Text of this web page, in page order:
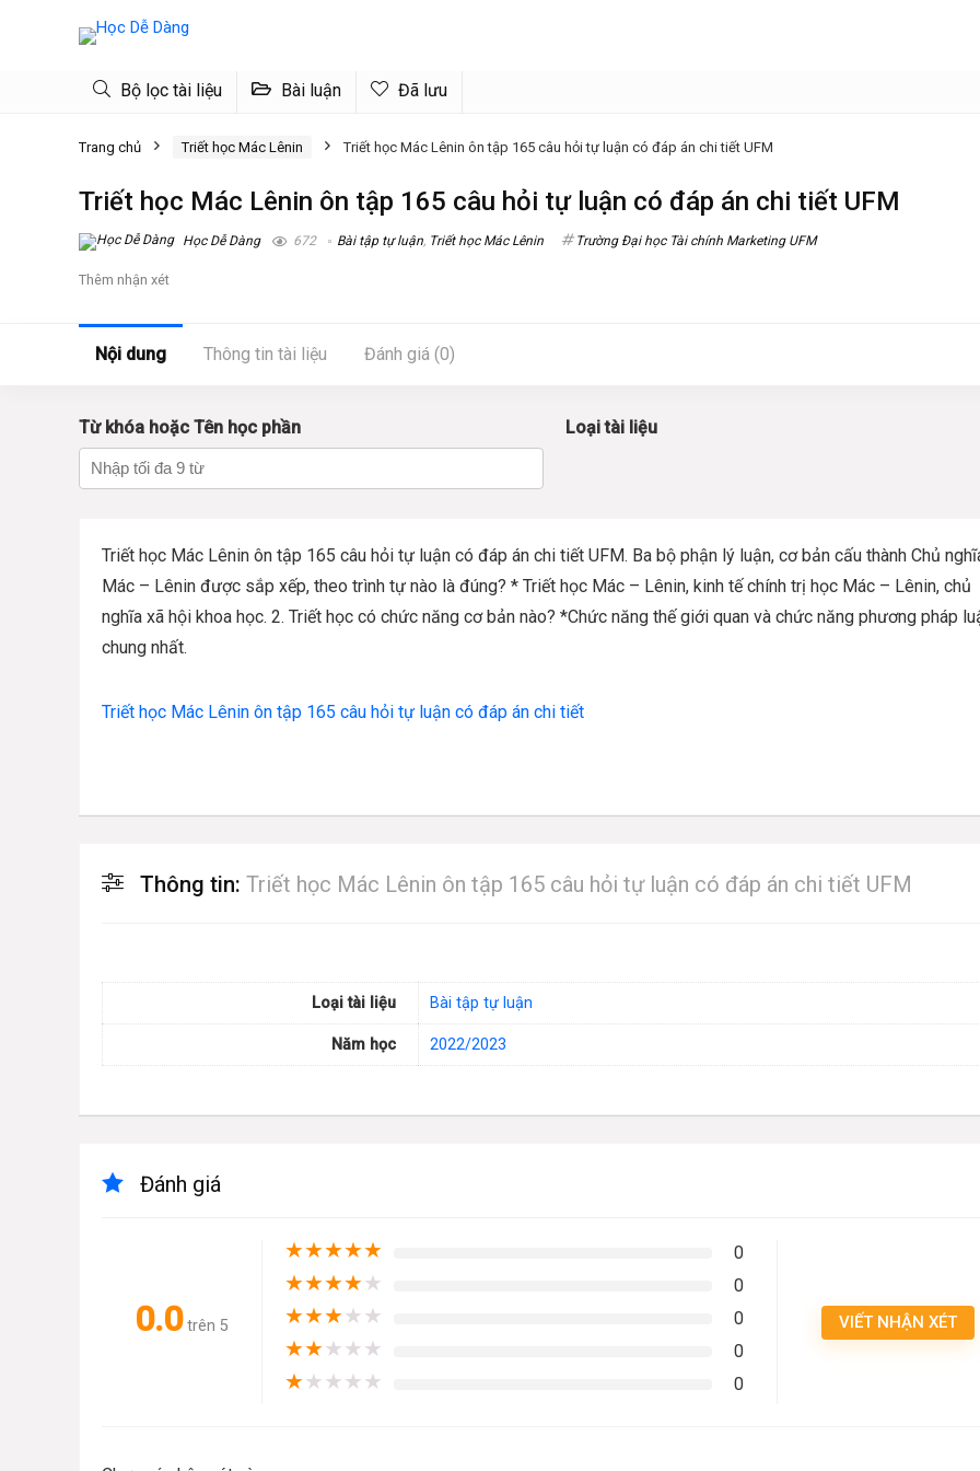
Bộ lọc tài liệu Bài luận Đã lưu
Trang chủ Triết học Mác Lênin Triết học Mác Lênin ôn tập 165 câu hỏi tự luận có đáp án chi tiết UFM
Triết học Mác Lênin ôn tập 165 câu hỏi tự luận có đáp án chi tiết UFM
Học Dễ Dàng 672 Bài tập tự luận, Triết học Mác Lênin Trường Đại học Tài chính Marketing UFM
Thêm nhận xét
Nội dung Thông tin tài liệu Đánh giá (0)
Từ khóa hoặc Tên học phần Loại tài liệu
Triết học Mác Lênin ôn tập 165 câu hỏi tự luận có đáp án chi tiết UFM. Ba bộ phận lý luận, cơ bản cấu thành Chủ
Mác – Lênin được sắp xếp, theo trình tự nào là đúng? * Triết học Mác – Lênin, kinh tế chính trị học Mác – Lênin, chủ
nghĩa xã hội khoa học. 2. Triết học có chức năng cơ bản nào? *Chức năng thế giới quan và chức năng phương pháp
chung nhất.
Triết học Mác Lênin ôn tập 165 câu hỏi tự luận có đáp án chi tiết
Thông tin: Triết học Mác Lênin ôn tập 165 câu hỏi tự luận có đáp án chi tiết UFM
Loại tài liệu Bài tập tự luận
Năm học 2022/2023
Đánh giá
0.0 trên 5
★★★★★ 0
★★★★★ 0
★★★★★ 0
★★★★★ 0
★★★★★ 0
VIẾT NHẬN XÉT